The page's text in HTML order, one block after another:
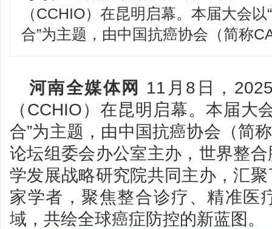
（CCHIO）在昆明启幕。本届大会
合”为主题，由中国抗癌协会（简称
河南全媒体网
11月8日，
（CCHIO）在昆明启幕。本届大
合”为主题，由中国抗癌协会（简
论坛组委会办公室主办，世界整
学发展战略研究院共同主办，汇
家学者，聚焦整合诊疗、精准医
域，共绘全球癌症防控的新蓝图。